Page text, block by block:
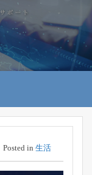
Posted in 生活